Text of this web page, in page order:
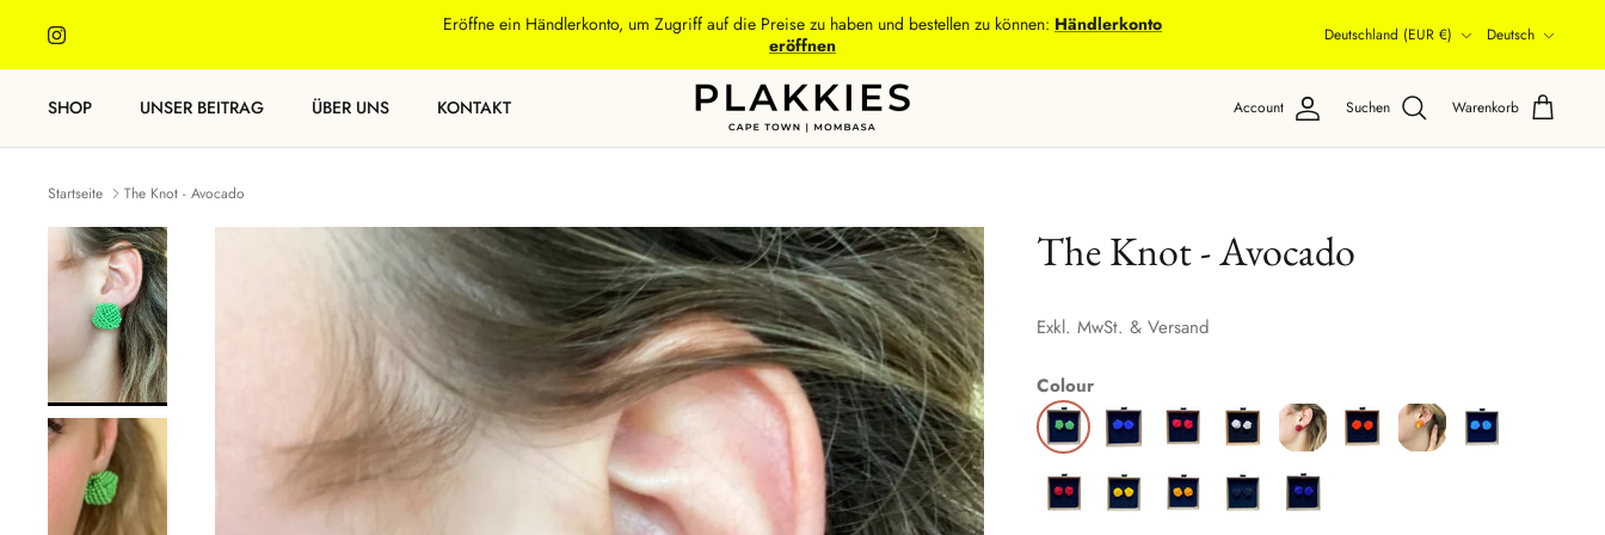
Inhalt
Eröffne ein Händlerkonto, um Zugriff auf die Preise zu haben und bestellen zu können: Händlerkonto
eröffnen
Währung
Deutschland (EUR €)
Sprache
Deutsch
SHOP UNSER BEITRAG ÜBER UNS KONTAKT Account Suchen Warenkorb
Startseite The Knot - Avocado
The Knot - Avocado
Exkl. MwSt. & Versand
Colour